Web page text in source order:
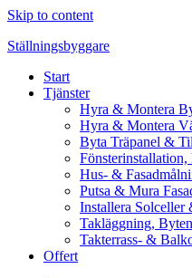
Skip to content
Ställningsbyggare
Start
Tjänster
Hyra & Montera
Hyra & Montera
Byta Träpanel &
Hus- &
Putsa & Mura
Installera Solceller
Takläggning,
Takterrass- &
Offert